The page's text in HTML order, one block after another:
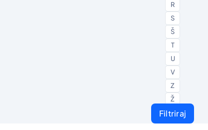
R
S
Š
T
U
V
Z
Ž
Filtriraj